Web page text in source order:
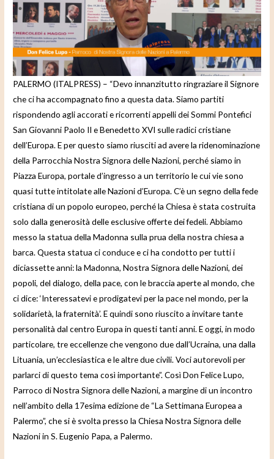
d
e
o
PALERMO (ITALPRESS) – “Devo innanzitutto ringraziare il Signore
che ci ha accompagnato fino a questa data. Siamo partiti
rispondendo agli accorati e ricorrenti appelli dei Sommi Pontefici
San Giovanni Paolo II e Benedetto XVI sulle radici cristiane
dell’Europa. E per questo siamo riusciti ad avere la ridenominazione
della Parrocchia Nostra Signora delle Nazioni, perché siamo in
Piazza Europa, portale d’ingresso a un territorio le cui vie sono
quasi tutte intitolate alle Nazioni d’Europa. C’è un segno della fede
cristiana di un popolo europeo, perché la Chiesa è stata costruita
solo dalla generosità delle esclusive offerte dei fedeli. Abbiamo
messo la statua della Madonna sulla prua della nostra chiesa a
barca. Questa statua ci conduce e ci ha condotto per tutti i
diciassette anni: la Madonna, Nostra Signora delle Nazioni, dei
popoli, del dialogo, della pace, con le braccia aperte al mondo, che
ci dice: ‘Interessatevi e prodigatevi per la pace nel mondo, per la
solidarietà, la fraternità’. E quindi sono riuscito a invitare tante
personalità dal centro Europa in questi tanti anni. E oggi, in modo
particolare, tre eccellenze che vengono due dall’Ucraina, una dalla
Lituania, un’ecclesiastica e le altre due civili. Voci autorevoli per
parlarci di questo tema così importante”. Così Don Felice Lupo,
Parroco di Nostra Signora delle Nazioni, a margine di un incontro
nell’ambito della 17esima edizione de “La Settimana Europea a
Palermo”, che si è svolta presso la Chiesa Nostra Signora delle
Nazioni in S. Eugenio Papa, a Palermo.